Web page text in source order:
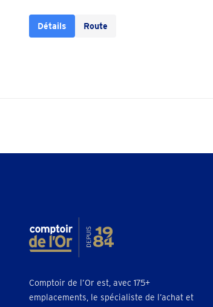
Détails Route
Comptoir de l’Or est, avec 175+
emplacements, le spécialiste de l’achat et